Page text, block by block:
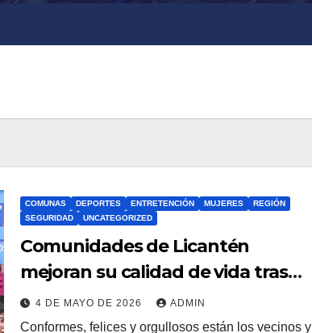
COMUNAS DEPORTES ENTRETENCIÓN MUJERES
REGIÓN
SEGURIDAD
UNCATEGORIZED
Comunidades de Licantén
mejoran su calidad de vida tras
apoyo FOSIS
4 DE MAYO DE 2026 ADMIN
Conformes, felices y orgullosos están los vecinos y